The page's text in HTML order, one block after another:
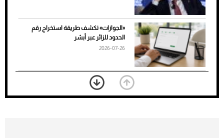
7 نصائح لاختيار لون البنطلون المناسب للقميص
الأسود
«الجوازات» تكشف طريقة استخراج رقم
الحدود للزائر عبر أبشر
2026-07-26
بعد 7 أشهر من تعرضه لحادث مروع.. جوشوا
يفوز على برينغا بـ"الضربة القاضية" (فيديو)